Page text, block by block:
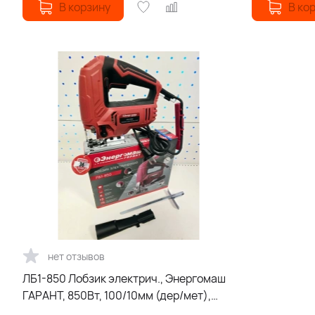
В корзину В
нет отзывов
ЛБ1-850 Лобзик электрич., Энергомаш
ГАРАНТ, 850Вт, 100/10мм (дер/мет),